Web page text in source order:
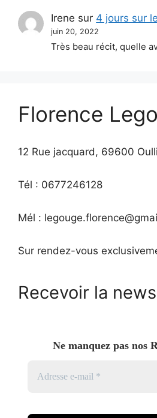
Irene sur 4 jours sur
juin 20, 2022
Très beau récit, quelle
Florence
12 Rue jacquard, 69600
Tél : 0677246128
Mél :
Sur rendez-vous
Recevoir la
Ne manquez pas nos